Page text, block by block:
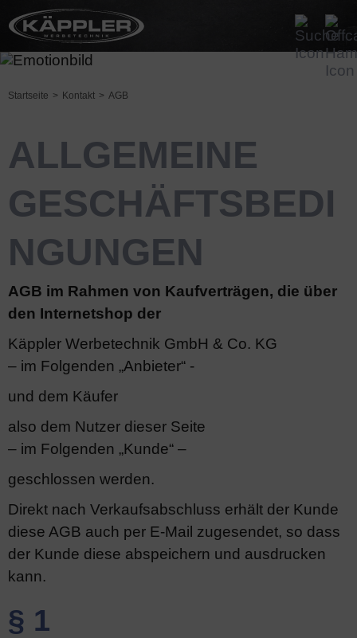
Startseite Kontakt AGB
ALLGEMEINE
GESCHÄFTSBEDI
NGUNGEN
AGB im Rahmen von Kaufverträgen, die über
den Internetshop der
Käppler Werbetechnik GmbH & Co. KG
– im Folgenden „Anbieter“ -
und dem Käufer
also dem Nutzer dieser Seite
– im Folgenden „Kunde“ –
geschlossen werden.
Direkt nach Verkaufsabschluss erhält der Kunde
diese AGB auch per E-Mail zugesendet, so dass
der Kunde diese abspeichern und ausdrucken
kann.
§ 1